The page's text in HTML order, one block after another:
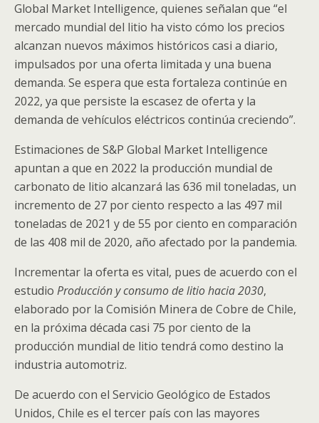
Global Market Intelligence, quienes señalan que “el
mercado mundial del litio ha visto cómo los precios
alcanzan nuevos máximos históricos casi a diario,
impulsados por una oferta limitada y una buena
demanda. Se espera que esta fortaleza continúe en
2022, ya que persiste la escasez de oferta y la
demanda de vehículos eléctricos continúa creciendo”.
Estimaciones de S&P Global Market Intelligence
apuntan a que en 2022 la producción mundial de
carbonato de litio alcanzará las 636 mil toneladas, un
incremento de 27 por ciento respecto a las 497 mil
toneladas de 2021 y de 55 por ciento en comparación
de las 408 mil de 2020, año afectado por la pandemia.
Incrementar la oferta es vital, pues de acuerdo con el
estudio Producción y consumo de litio hacia 2030,
elaborado por la Comisión Minera de Cobre de Chile,
en la próxima década casi 75 por ciento de la
producción mundial de litio tendrá como destino la
industria automotriz.
De acuerdo con el Servicio Geológico de Estados
Unidos, Chile es el tercer país con las mayores